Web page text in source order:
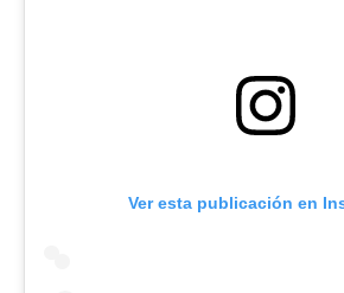
Ver esta publicación en